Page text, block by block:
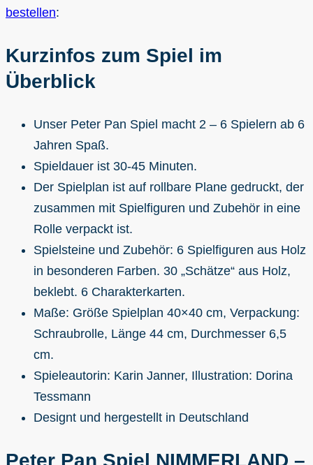
bestellen:
Kurzinfos zum Spiel im
Überblick
Unser Peter Pan Spiel macht 2 – 6 Spielern ab 6
Jahren Spaß.
Spieldauer ist 30-45 Minuten.
Der Spielplan ist auf rollbare Plane gedruckt, der
zusammen mit Spielfiguren und Zubehör in eine
Rolle verpackt ist.
Spielsteine und Zubehör: 6 Spielfiguren aus Holz
in besonderen Farben. 30 „Schätze“ aus Holz,
beklebt. 6 Charakterkarten.
Maße: Größe Spielplan 40×40 cm, Verpackung:
Schraubrolle, Länge 44 cm, Durchmesser 6,5
cm.
Spieleautorin: Karin Janner, Illustration: Dorina
Tessmann
Designt und hergestellt in Deutschland
Peter Pan Spiel NIMMERLAND –